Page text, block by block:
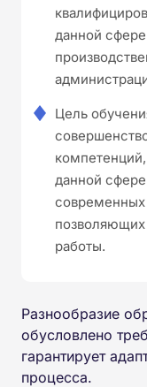
данной
Цель
данной
современных
позволяющих
работы.
Разнообразие
обусловлено
гарантирует
процесса.